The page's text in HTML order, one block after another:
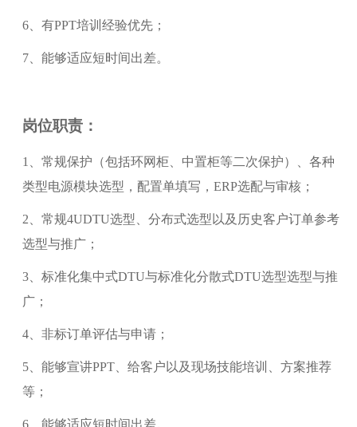
6、有PPT培训经验优先；
7、能够适应短时间出差。
岗位职责：
1、常规保护（包括环网柜、中置柜等二次保护）、各种
类型电源模块选型，配置单填写，ERP选配与审核；
2、常规4UDTU选型、分布式选型以及历史客户订单参考
选型与推广；
3、标准化集中式DTU与标准化分散式DTU选型选型与推
广；
4、非标订单评估与申请；
5、能够宣讲PPT、给客户以及现场技能培训、方案推荐
等；
6、能够适应短时间出差。